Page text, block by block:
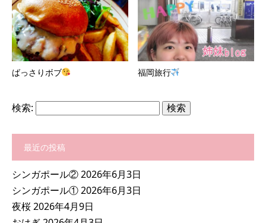
ばっさりボブ 福岡旅行
検索:
最近の投稿
シンガポール②2026年6月3日
シンガポール①2026年6月3日
夜桜2026年4月9日